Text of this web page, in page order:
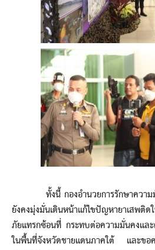
ทั้งนี้ กองอำนวยการรักษาความมั่
ยังคงมุ่งมั่นเดินหน้าแก้ไขปัญหายาเสพ
ภัยแทรกซ้อนที่ กระทบต่อความมั่นคงแล
ในพื้นที่จังหวัดชายแดนภาคใต้ และขอ